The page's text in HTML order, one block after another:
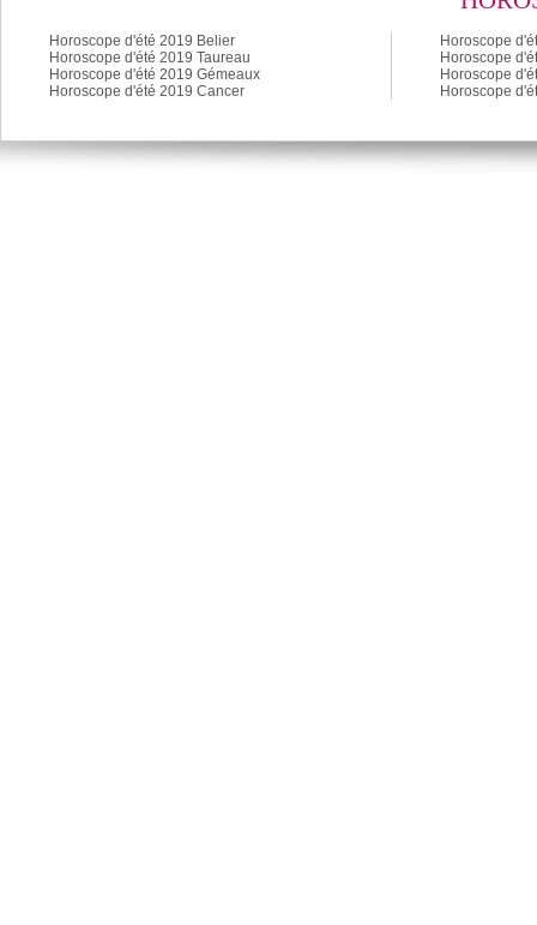
Horoscope d'été 2019 Belier
Horoscope d'été 2019 Taureau
Horoscope d'été 2019 Gémeaux
Horoscope d'été 2019 Cancer
Horoscope
Horoscope
Horoscope
Horoscope